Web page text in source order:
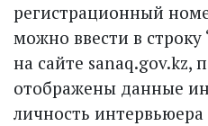
регистрационный
можно ввести в
на сайте sanaq.gov.kz,
отображены данные
личность